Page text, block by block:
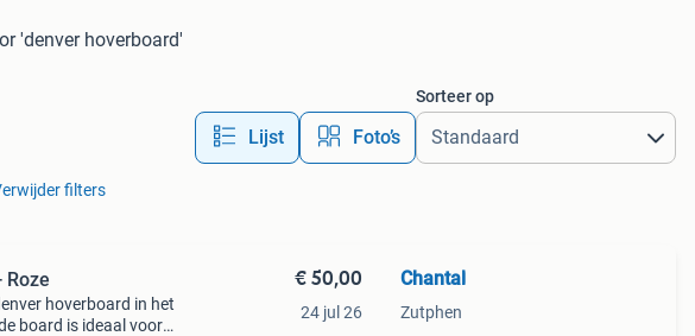
'denver hoverboard'
Lijst Foto’s
Sorteer op
filters
Roze
hoverboard in het
board is ideaal voor
€ 50,00
24 jul 26
Chantal
Zutphen